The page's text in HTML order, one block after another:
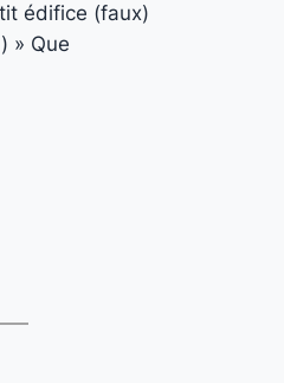
édifice (faux)
» Que